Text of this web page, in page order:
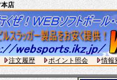
店
注文履歴 ポイント照会 情報